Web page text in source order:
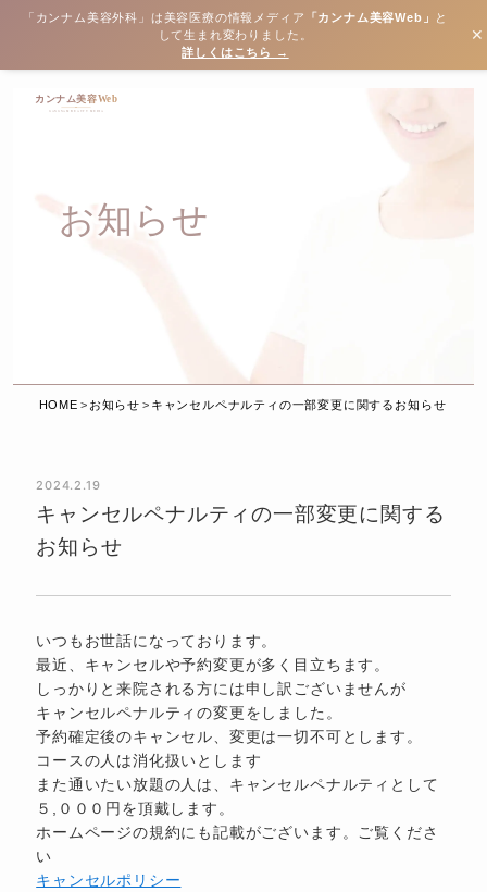
「カンナム美容外科」は美容医療の情報メディア 「カンナム美容Web」
と
して生まれ変わりました。
詳しくはこちら →
✕
お知らせ
HOME > お知らせ > キャンセルペナルティの一部変更に関するお知らせ
2024.2.19
キャンセルペナルティの一部変更に関する
お知らせ
いつもお世話になっております。
最近、キャンセルや予約変更が多く目立ちます。
しっかりと来院される方には申し訳ございませんが
キャンセルペナルティの変更をしました。
予約確定後のキャンセル、変更は一切不可とします。
コースの人は消化扱いとします
また通いたい放題の人は、キャンセルペナルティとして
５,０００円を頂戴します。
ホームページの規約にも記載がございます。ご覧くださ
い
キャンセルポリシー